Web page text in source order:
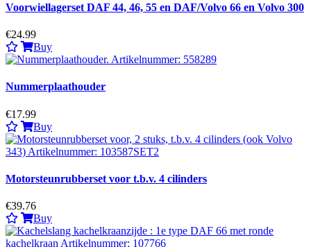
Voorwiellagerset DAF 44, 46, 55 en DAF/Volvo 66 en Volvo 300
€24.99
Buy
Nummerplaathouder
€17.99
Buy
Motorsteunrubberset voor t.b.v. 4 cilinders
€39.76
Buy